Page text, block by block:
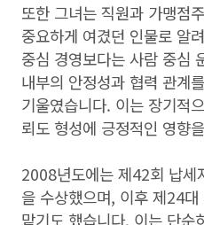
또한 그녀는 직원과 가맹점
중요하게 여겼던 인물로 알
중심 경영보다는 사람 중심
내부의 안정성과 협력 관계
기울였습니다. 이는 장기적
뢰도 형성에 긍정적인 영향
2008년도에는 제42회 납세
을 수상했으며, 이후 제24
맡기도 했습니다. 이는 단순